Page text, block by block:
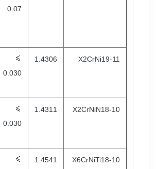
0.07
X2CrNi19-11
1.4306
0.030
X2CrNiN18-10
1.4311
0.030
X6CrNiTi18-10
1.4541